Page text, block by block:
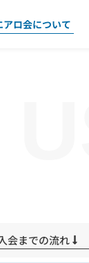
アロ会について
会までの流れ